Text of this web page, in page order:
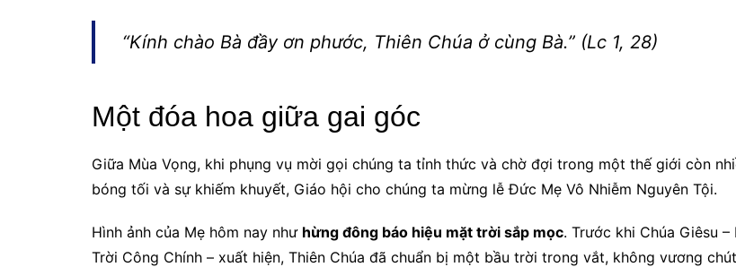
“Kính chào Bà đầy ơn phước, Thiên Chúa ở cùng Bà.” (Lc 1, 28)
Một đóa hoa giữa gai góc
Giữa Mùa Vọng, khi phụng vụ mời gọi chúng ta tỉnh thức và chờ đợi trong một thế giới còn
bóng tối và sự khiếm khuyết, Giáo hội cho chúng ta mừng lễ Đức Mẹ Vô Nhiễm Nguyên Tội.
Hình ảnh của Mẹ hôm nay như hừng đông báo hiệu mặt trời sắp mọc. Trước khi Chúa Giêsu –
Trời Công Chính – xuất hiện, Thiên Chúa đã chuẩn bị một bầu trời trong vắt, không vương chút